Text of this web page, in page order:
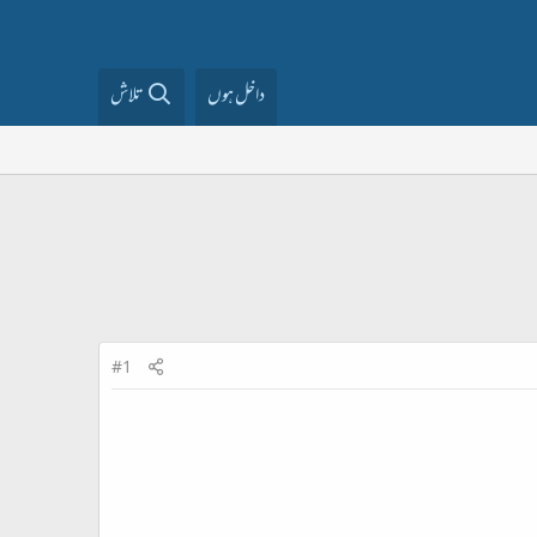
داخل ہوں تلاش
#1